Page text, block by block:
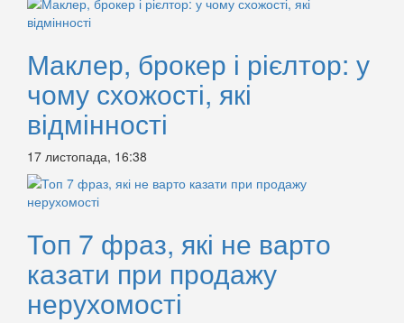
Маклер, брокер і рієлтор: у
чому схожості, які
відмінності
17 листопада, 16:38
Топ 7 фраз, які не варто
казати при продажу
нерухомості